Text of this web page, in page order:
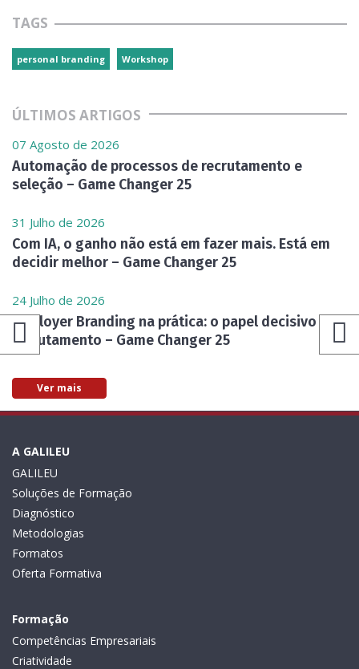
TAGS
personal branding Workshop
ÚLTIMOS ARTIGOS
07 Agosto de 2026
Automação de processos de recrutamento e
seleção – Game Changer 25
31 Julho de 2026
Com IA, o ganho não está em fazer mais. Está em
decidir melhor – Game Changer 25
24 Julho de 2026
Employer Branding na prática: o papel decisivo do
recrutamento – Game Changer 25
Ver mais
A GALILEU
GALILEU
Soluções de Formação
Diagnóstico
Metodologias
Formatos
Oferta Formativa
Formação
Competências Empresariais
Criatividade